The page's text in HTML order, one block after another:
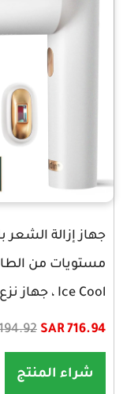
مستويات من
Ice Cool ، جهاز نزع الشعر النابض المنزلي
SAR 716.94
شراء المنتج